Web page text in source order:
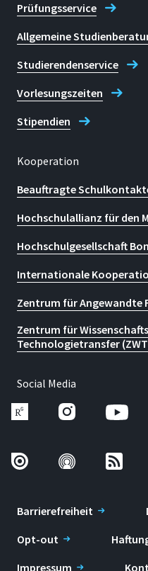
Original
Prüfungsservice
Allgemeine
Studierendenservice
Vorlesungszeiten
Stipendien
Kooperation
Beauftragte
Hochschulallianz für den
Hochschulgesellschaft
Internationale
Zentrum für Angewandte
Zentrum für
Technologietransfer
Social Media
Barrierefreiheit
Opt-out
Impressum